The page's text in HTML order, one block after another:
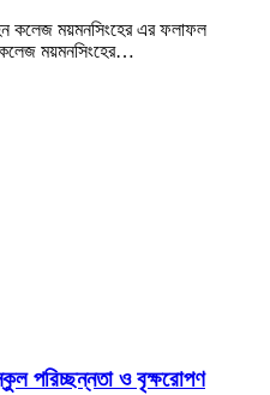
কলেজ ময়মনসিংহের এর ফলাফল
ময়মনসিংহের…
পরিচ্ছন্নতা ও বৃক্ষরোপণ